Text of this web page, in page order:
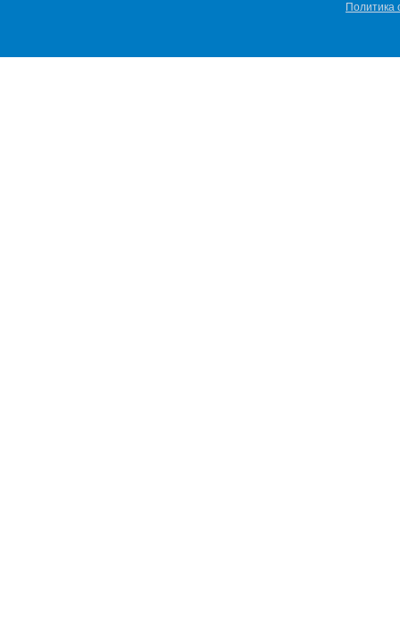
Политика